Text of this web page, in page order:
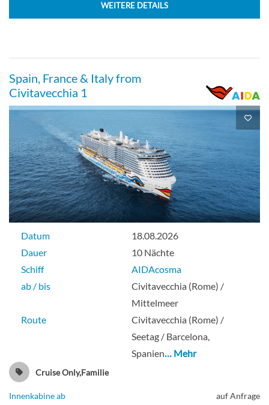
Guarantee Junior-Suite-[JV]
Suite
Comfort Balcony Guarantee-[KV]
Balkonkabine
Aussenkabine
WEITERE DETAILS
Spain, France & Italy from
Civitavecchia 1
Datum
18.08.2026
Dauer
10 Nächte
Schiff
AIDAcosma
ab / bis
Civitavecchia (Rome) /
Mittelmeer
Route
Civitavecchia (Rome) /
Seetag / Barcelona,
Spanien… Mehr
Cruise Only,Familie
Innenkabine ab
auf Anfrage